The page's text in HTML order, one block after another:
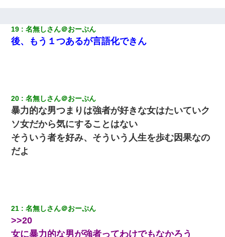
19 名無しさん＠おーぷん
後、もう１つあるが言語化できん
20 名無しさん＠おーぷん
暴力的な男つまりは強者が好きな女はたいていク
ソ女だから気にすることはない
そういう者を好み、そういう人生を歩む因果なの
だよ
21 名無しさん＠おーぷん
>>20
女に暴力的な男が強者ってわけでもなかろう